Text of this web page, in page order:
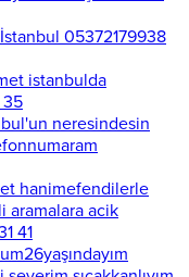
05372179938
istanbulda
35
neresindesin
hanimefendilerle
aramalara acik
41